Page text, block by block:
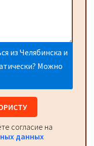
из Челябинска и
Можно
согласие на
данных